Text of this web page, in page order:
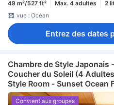
49 m²/527 ft² Max. 4 adultes
2
vue : Océan
Entrez des dates
Chambre de Style Japonais
Coucher du Soleil (4
Style Room - Sunset Ocean
adult))
Convient aux groupes